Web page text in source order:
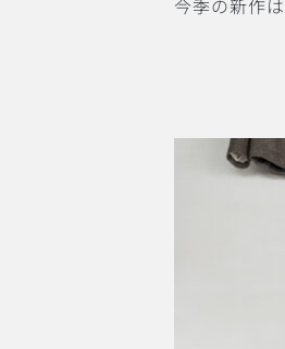
今季の新作は